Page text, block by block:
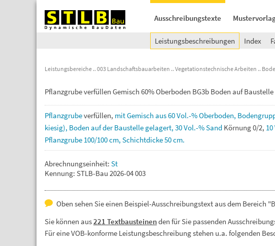
Ausschreibungstexte
Leistungsbeschreibungen Index
Leistungsbereiche 003 Landschaftsbauarbeiten Vegetationstechnische Arbeiten
Pflanzgrube verfüllen Gemisch 60% Oberboden BG3b Boden auf
Pflanzgrubeverfüllen, mitGemisch aus60Vol.-%Oberboden,
kiesig), Boden aufderBaustelle gelagert, 30Vol.-%Sand Körnung0/2, 10
Pflanzgrube 100/100cm, Schichtdicke50cm.
Abrechnungseinheit: St
Kennung: STLB-Bau 2026-04 003
Oben sehen Sie einen Beispiel-Ausschreibungstext aus dem
Sie können aus221 Textbausteinenden für Sie passenden
Für eine VOB-konforme Leistungsbeschreibung stehen u.a. folgenden